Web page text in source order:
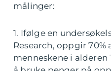
målinger:
1. Ifølge en
Research, oppgir 70%
menneskene i alderen